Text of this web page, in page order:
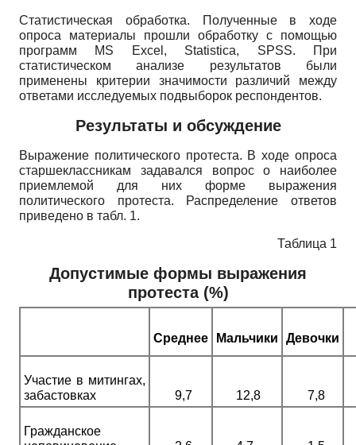
Статистическая обработка. Полученные в ходе
опроса материалы прошли обработку с помощью
программ MS Excel, Statistica, SPSS.
При
статистическом анализе результатов были
применены критерии значимости различий между
ответами исследуемых подвыборок респондентов.
Результаты и обсуждение
Выражение политического протеста. В ходе опроса
старшеклассникам задавался вопрос о наиболее
приемлемой для них форме выражения
политического протеста. Распределение ответов
приведено в табл. 1.
Таблица 1
Допустимые формы выражения
протеста (%)
Среднее Мальчики Девочки
Участие в митингах,
забастовках
9,7 12,8 7,8
Гражданское